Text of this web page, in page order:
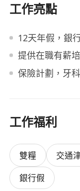
工作亮點
12天年假，銀
提供在職有薪
保險計劃，牙
工作福利
雙糧 交通
銀行假